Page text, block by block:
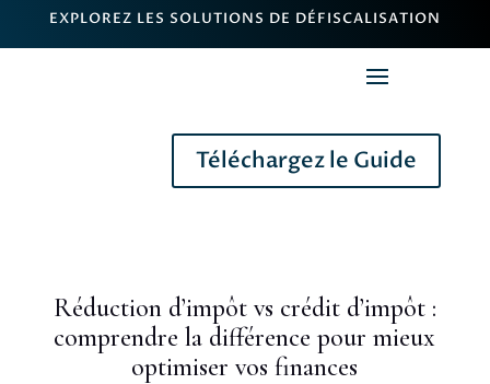
EXPLOREZ LES SOLUTIONS DE DÉFISCALISATION
Téléchargez le Guide
Réduction d’impôt vs crédit d’impôt :
comprendre la différence pour mieux
optimiser vos finances